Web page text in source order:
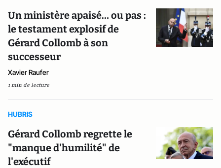
Un ministère apaisé… ou pas :
le testament explosif de
Gérard Collomb à son
successeur
Xavier Raufer
1 min de lecture
HUBRIS
Gérard Collomb regrette le
"manque d'humilité" de
l'exécutif